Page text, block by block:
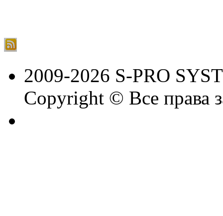
2009-2026 S-PRO
Copyright © Все права